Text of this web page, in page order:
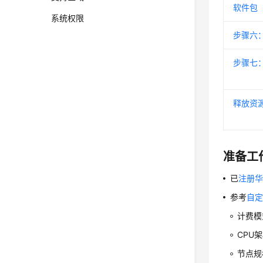
系统权限
软件包
步骤六
步骤七
释放资
准备工
已注册
参考自
计费
CPU
节点